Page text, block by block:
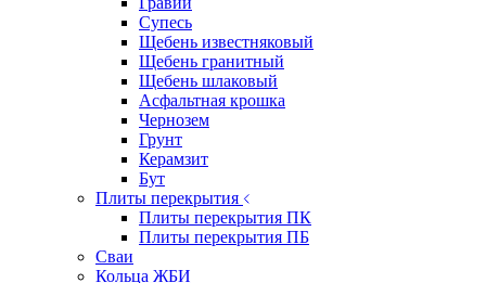
Супесь
Щебень известняковый
Щебень гранитный
Щебень шлаковый
Асфальтная крошка
Чернозем
Грунт
Керамзит
Бут
Плиты перекрытия
Плиты перекрытия ПК
Плиты перекрытия ПБ
Сваи
Кольца ЖБИ